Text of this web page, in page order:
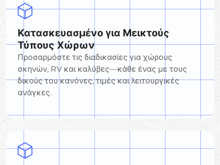
Κατασκευασμένο για Μεικτούς
Τύπους Χώρων
Προσαρμόστε τις διαδικασίες για χώρους
σκηνών, RV και καλύβες—κάθε ένας με τους
δικούς του κανόνες, τιμές και λειτουργικές
ανάγκες.